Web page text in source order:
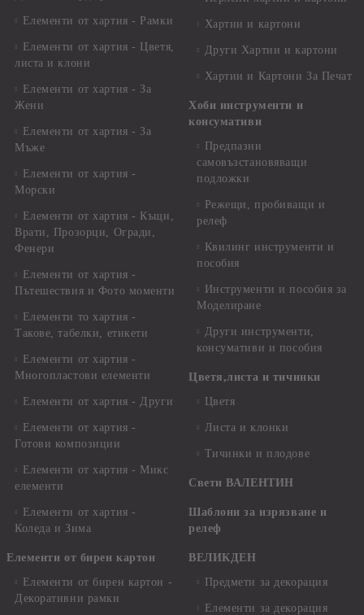
Елементи от хартия - Рамки
Елементи от хартия - Цветя,
листа и клони
Елементи от хартия - За
Жени
Елементи от хартия - За
Мъже
Елементи от хартия -
Морски
Елементи от хартия - Къщи,
Врати, Прозорци, Огради,
Фенери
Елементи от хартия -
Пътешествия и Фото моменти
Елементи то хартия -
Такове, табелки, етикети
Елементи от хартия -
Многопластови елементи
Елементи от хартия - Други
Елементи от хартия -
Готови композиции
Елементи от хартия - Микс
елементи
Елементи от хартия -
Коледа и Зима
Елементи от бирен картон
Елементи от бирен картон -
Декоративни рамки
Хартии и картони
Други Хартии и картони
Хартии и Картони За Печат
Хоби инструменти и
консумативи
Предпазни
самовъзстановяващи
подложки
Режещи, пробиващи и
релеф
Квилинг инструменти и
пособия
Инструменти и пособия за
Моделиране
Други инструменти,
консумативи и пособия
Цветя,листа и тичинки
Цветя
Листа и клонки
Тичинки и плодове
Свети ВАЛЕНТИН
Шаблони за изрязване и
релеф
ВЕЛИКДЕН
Предмети за декорация
Елементи за декорация